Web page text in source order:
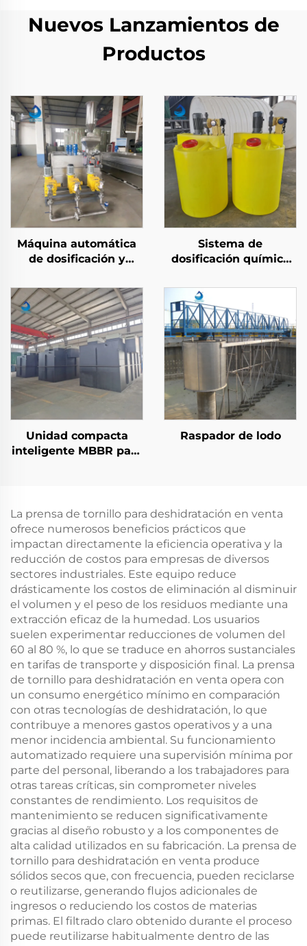
Nuevos Lanzamientos de
Productos
Máquina automática
de dosificación y
químicos PAM/PAC en
acero inoxidable para
tratamiento de aguas
residuales industriales
Sistema de
dosificación química
grado industrial
utilizado para
dispositivos de
tratamiento de aguas
residuales
Unidad compacta
inteligente MBBR para
tratamiento de aguas
negras
Raspador de lodo
La prensa de tornillo para deshidratación en venta
ofrece numerosos beneficios prácticos que
impactan directamente la eficiencia operativa y la
reducción de costos para empresas de diversos
sectores industriales. Este equipo reduce
drásticamente los costos de eliminación al disminuir
el volumen y el peso de los residuos mediante una
extracción eficaz de la humedad. Los usuarios
suelen experimentar reducciones de volumen del
60 al 80 %, lo que se traduce en ahorros sustanciales
en tarifas de transporte y disposición final. La prensa
de tornillo para deshidratación en venta opera con
un consumo energético mínimo en comparación
con otras tecnologías de deshidratación, lo que
contribuye a menores gastos operativos y a una
menor incidencia ambiental. Su funcionamiento
automatizado requiere una supervisión mínima por
parte del personal, liberando a los trabajadores para
otras tareas críticas, sin comprometer niveles
constantes de rendimiento. Los requisitos de
mantenimiento se reducen significativamente
gracias al diseño robusto y a los componentes de
alta calidad utilizados en su fabricación. La prensa de
tornillo para deshidratación en venta produce
sólidos secos que, con frecuencia, pueden reciclarse
o reutilizarse, generando flujos adicionales de
ingresos o reduciendo los costos de materias
primas. El filtrado claro obtenido durante el proceso
puede reutilizarse habitualmente dentro de las